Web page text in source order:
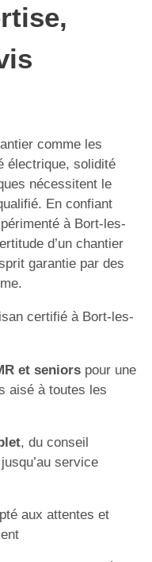
comme les
électrique, solidité
nécessitent le
En confiant
à Bort-les-
d’un chantier
garantie par des
certifié à Bort-les-
et seniorspour une
aisé à toutes les
, du conseil
service
aux attentes et